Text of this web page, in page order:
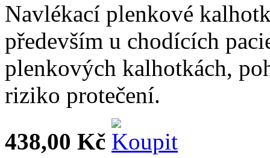
Navlékací plenkové
především u chodících
plenkových kalhotkách,
riziko protečení.
438,00 Kč